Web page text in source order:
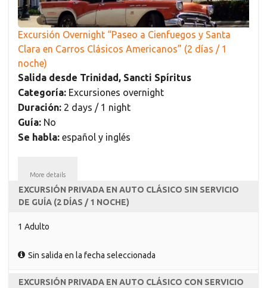
Excursión Overnight “Paseo a Cienfuegos y Santa
Clara en Carros Clásicos Americanos” (2 días / 1
noche)
Salida desde Trinidad, Sancti Spíritus
Categoría: Excursiones overnight
Duración: 2 days / 1 night
Guía: No
Se habla: español y inglés
More details
EXCURSIÓN PRIVADA EN AUTO CLÁSICO SIN SERVICIO
DE GUÍA (2 DÍAS / 1 NOCHE)
1 Adulto
Sin salida en la fecha seleccionada
EXCURSIÓN PRIVADA EN AUTO CLÁSICO CON SERVICIO